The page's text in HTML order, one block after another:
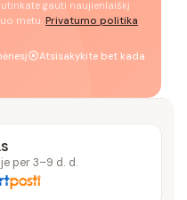
gauti naujienlaiškį
metu. Privatumo politika
Atsisakykite bet kada
per 3–9 d. d.